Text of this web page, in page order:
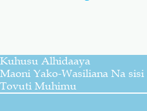
Kuhusu Alhidaaya
Maoni Yako-Wasiliana Na sisi
Tovuti Muhimu